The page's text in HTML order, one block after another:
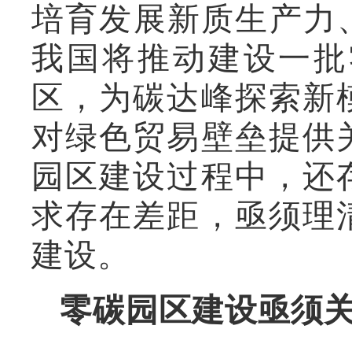
培育发展新质生产力
我国将推动建设一
区，为碳达峰探索
对绿色贸易壁垒提供
园区建设过程中，
求存在差距，亟须理
建设。
零碳园区建设亟须